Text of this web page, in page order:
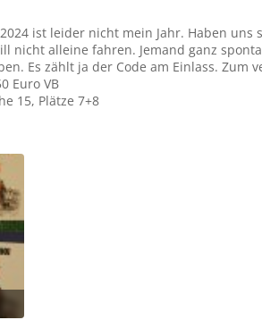
2024 ist leider nicht mein Jahr. Haben
nicht alleine fahren. Jemand ganz
Es zählt ja der Code am Einlass. Zum
Euro VB
15, Plätze 7+8